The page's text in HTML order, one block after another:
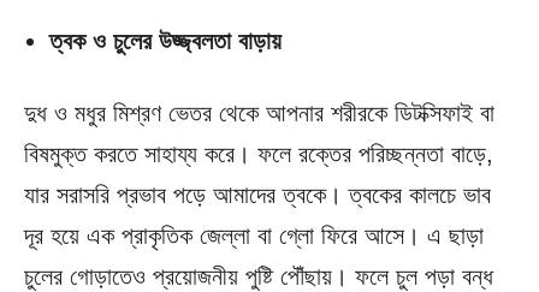
ত্বক ও চুলের উজ্জ্বলতা বাড়ায়
দুধ ও মধুর মিশ্রণ ভেতর থেকে আপনার শরীরকে ডিটক্সিফাই বা
বিষমুক্ত করতে সাহায্য করে। ফলে রক্তের পরিচ্ছন্নতা বাড়ে,
যার সরাসরি প্রভাব পড়ে আমাদের ত্বকে। ত্বকের কালচে ভাব
দূর হয়ে এক প্রাকৃতিক জেল্লা বা গ্লো ফিরে আসে। এ ছাড়া
চুলের গোড়াতেও প্রয়োজনীয় পুষ্টি পৌঁছায়। ফলে চুল পড়া বন্ধ